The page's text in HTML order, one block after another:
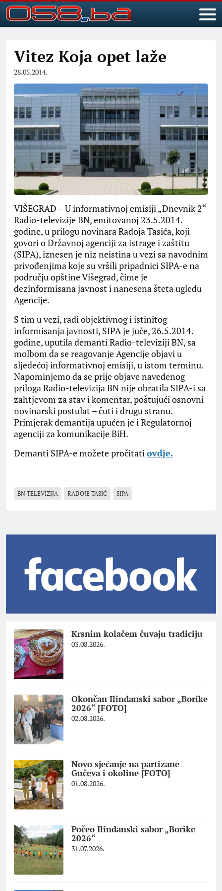
Vitez Koja opet laže
28.05.2014.
VIŠEGRAD – U informativnoj emisiji „Dnevnik 2“
Radio-televizije BN, emitovanoj 23.5.2014.
godine, u prilogu novinara Radoja Tasića, koji
govori o Državnoj agenciji za istrage i zaštitu
(SIPA), iznesen je niz neistina u vezi sa navodnim
privođenjima koje su vršili pripadnici SIPA-e na
području opštine Višegrad, čime je
dezinformisana javnost i nanesena šteta ugledu
Agencije.
S tim u vezi, radi objektivnog i istinitog
informisanja javnosti, SIPA je juče, 26.5.2014.
godine, uputila demanti Radio-televiziji BN, sa
molbom da se reagovanje Agencije objavi u
sljedećoj informativnoj emisiji, u istom terminu.
Napominjemo da se prije objave navedenog
priloga Radio-televizija BN nije obratila SIPA-i sa
zahtjevom za stav i komentar, poštujući osnovni
novinarski postulat – čuti i drugu stranu.
Primjerak demantija upućen je i Regulatornoj
agenciji za komunikacije BiH.
Demanti SIPA-e možete pročitati ovdje.
BN TELEVIZIJA RADOJE TASIĆ SIPA
Krsnim kolačem čuvaju tradiciju
03.08.2026.
Okončan Ilindanski sabor „Borike
2026“ [FOTO]
02.08.2026.
Novo sjećanje na partizane
Gučeva i okoline [FOTO]
01.08.2026.
Počeo Ilindanski sabor „Borike
2026“
31.07.2026.